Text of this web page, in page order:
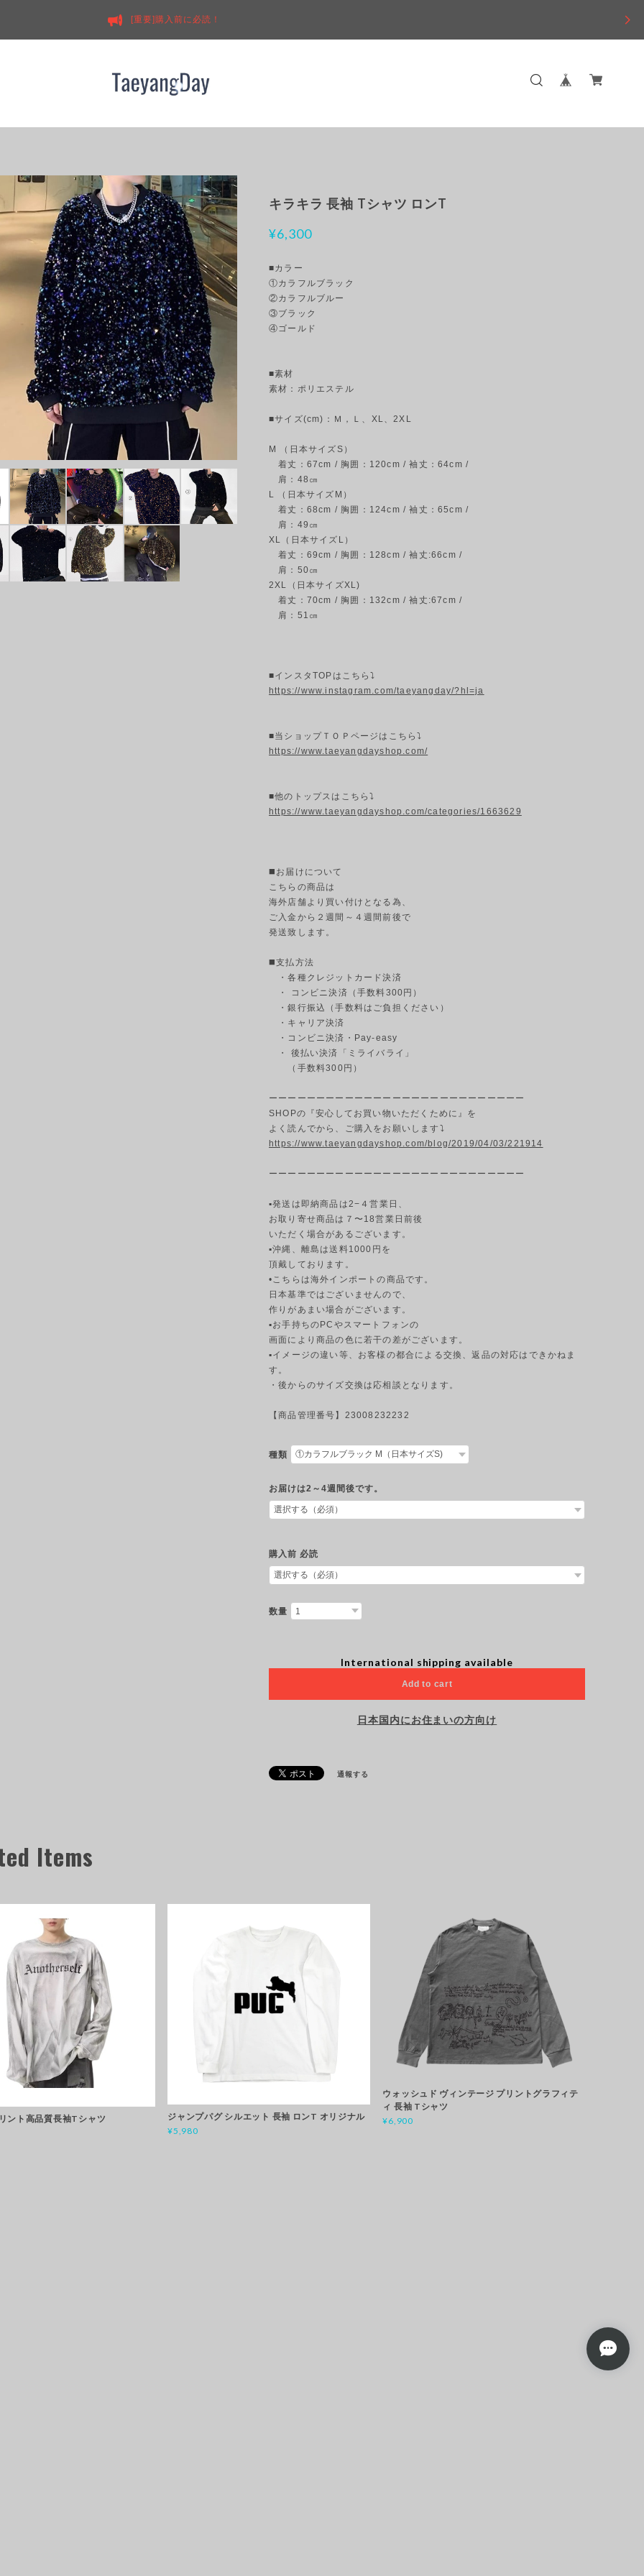
[重要]購入前に必読！
キラキラ 長袖 Tシャツ ロンT
¥6,300
■カラー
①カラフルブラック
②カラフルブルー
③ブラック
④ゴールド
■素材
素材：ポリエステル
■サイズ(cm)：Ｍ，Ｌ、XL、2XL
M （日本サイズS）
着丈：67cm / 胸囲：120cm / 袖丈：64cm /
肩：48㎝
L （日本サイズM）
着丈：68cm / 胸囲：124cm / 袖丈：65cm /
肩：49㎝
XL（日本サイズL）
着丈：69cm / 胸囲：128cm / 袖丈:66cm /
肩：50㎝
2XL（日本サイズXL)
着丈：70cm / 胸囲：132cm / 袖丈:67cm /
肩：51㎝
■インスタTOPはこちら⤵
https://www.instagram.com/taeyangday/?hl=ja
■当ショップＴＯＰページはこちら⤵
https://www.taeyangdayshop.com/
■他のトップスはこちら⤵
https://www.taeyangdayshop.com/categories/1663629
◼️お届けについて
こちらの商品は
海外店舗より買い付けとなる為、
ご入金から２週間～４週間前後で
発送致します。
◼️支払方法
・各種クレジットカード決済
・ コンビニ決済（手数料300円）
・銀行振込（手数料はご負担ください）
・キャリア決済
・コンビニ決済・Pay-easy
・ 後払い決済「ミライバライ」
（手数料300円）
ーーーーーーーーーーーーーーーーーーーーーーーーーーー
SHOPの『安心してお買い物いただくために』を
よく読んでから、ご購入をお願いします⤵
https://www.taeyangdayshop.com/blog/2019/04/03/221914
ーーーーーーーーーーーーーーーーーーーーーーーーーーー
▪発送は即納商品は2−４営業日、
お取り寄せ商品は７〜18営業日前後
いただく場合があるございます。
▪︎沖縄、離島は送料1000円を
頂戴しております。
•こちらは海外インポートの商品です。
日本基準ではございませんので、
作りがあまい場合がございます。
▪︎お手持ちのPCやスマートフォンの
画面により商品の色に若干の差がございます。
▪︎イメージの違い等、お客様の都合による交換、返品の対応はできかねま
す。
・後からのサイズ交換は応相談となります。
【商品管理番号】23008232232
種類
お届けは2～4週間後です。
購入前 必読
数量
International shipping available
Add to cart
日本国内にお住まいの方向け
通報する
Items
ント高品質長袖Tシャツ
ジャンプパグ シルエット 長袖 ロンT オリジナル
¥5,980
ウォッシュド ヴィンテージ プリントグラフィテ
ィ 長袖 Tシャツ
¥6,900